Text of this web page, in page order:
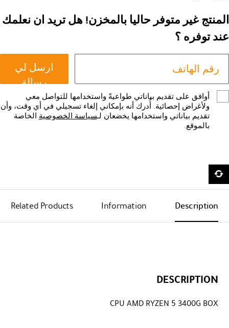
المنتج غير متوفر حاليا بالمخزن! هل تريد ان نعلمك
عند توفره ؟
ارسل لي
رسالة
أوافق على تقديم بياناتي طواعيةً واستخدامها للتواصل معي
ولأغراض إحصائية. أُدرك أنه بإمكاني إلغاء تسجيلي في أي وقت، وأن
تقديم بياناتي واستخدامها يخضعان لـسياسة الخصوصية الخاصة
بالموقع.
Description
Information
Related Products
DESCRIPTION
CPU AMD RYZEN 5 3400G BOX